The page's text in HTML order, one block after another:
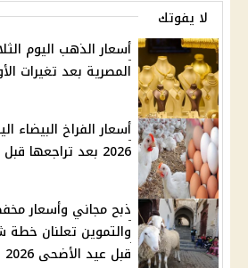
لا يفوتك
أسعار الذهب اليوم
المصرية بعد تغيرات
2026 بعد تراجعها قبل عيد الأضحى المبارك
ذبح مجاني وأسعار
والتموين تعلنان خطة
قبل عيد الأضحى 2026